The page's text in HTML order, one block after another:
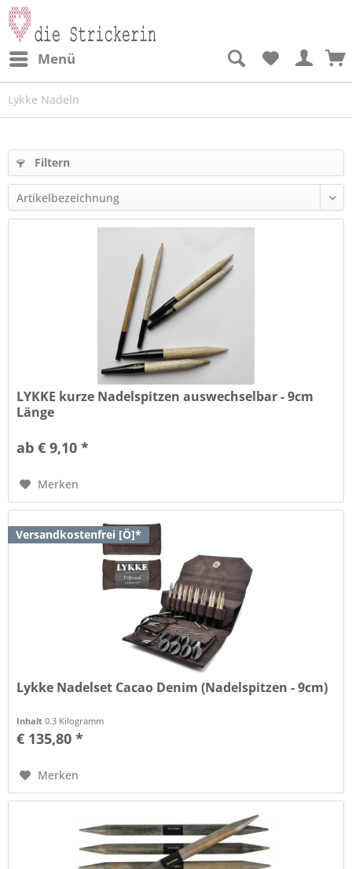
Menü
Lykke Nadeln
Filtern
LYKKE kurze Nadelspitzen auswechselbar - 9cm
Länge
ab € 9,10 *
Merken
Versandkostenfrei [Ö]*
Lykke Nadelset Cacao Denim (Nadelspitzen - 9cm)
Inhalt0.3 Kilogramm
€ 135,80 *
Merken